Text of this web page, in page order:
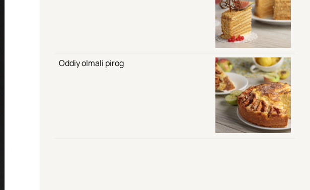
Oddiy olmali pirog